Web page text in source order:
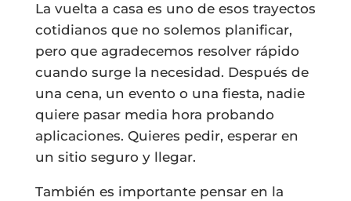
La vuelta a casa es uno de esos trayectos
cotidianos que no solemos planificar,
pero que agradecemos resolver rápido
cuando surge la necesidad. Después de
una cena, un evento o una fiesta, nadie
quiere pasar media hora probando
aplicaciones. Quieres pedir, esperar en
un sitio seguro y llegar.
También es importante pensar en la